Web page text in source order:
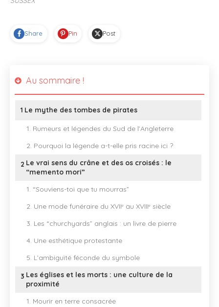
Share Pin Post
Au sommaire !
1 Le mythe des tombes de pirates
1. Rumeurs et légendes du Sud de l’Angleterre
2. Pourquoi la légende a-t-elle pris racine ici ?
2 Le vrai sens du crâne et des os croisés : le
“memento mori”
1. “Souviens-toi que tu mourras”
2. Une mode funéraire du XVIIᵉ au XVIIIᵉ siècle
3. Les “churchyards” anglais : un livre de pierre
4. Une esthétique protestante
5. L’ambiguïté féconde du symbole
3 Les églises et les morts : une culture de la
proximité
1. Mourir en terre consacrée